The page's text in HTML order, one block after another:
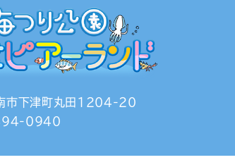
市下津町丸田1204-20
0940